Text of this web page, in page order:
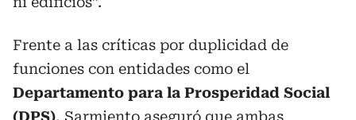
Frente a las críticas por duplicidad de
funciones con entidades como el
Departamento para la Prosperidad Social
(DPS), Sarmiento aseguró que ambas